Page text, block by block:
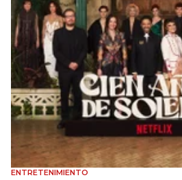
ENTRETENIMIENTO